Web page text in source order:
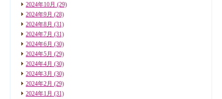
2024年10月 (29)
2024年9月 (28)
2024年8月 (31)
2024年7月 (31)
2024年6月 (30)
2024年5月 (29)
2024年4月 (30)
2024年3月 (30)
2024年2月 (29)
2024年1月 (31)